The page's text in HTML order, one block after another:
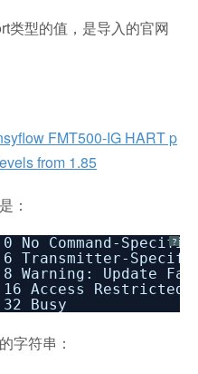
类型的值，是导入的官网
FMT500-IG HART p
from 1.85
：
?
No Command-
6 Transmitter-Specific
8 Warning: Update
16 Access Restricted
32 Busy
字符串：